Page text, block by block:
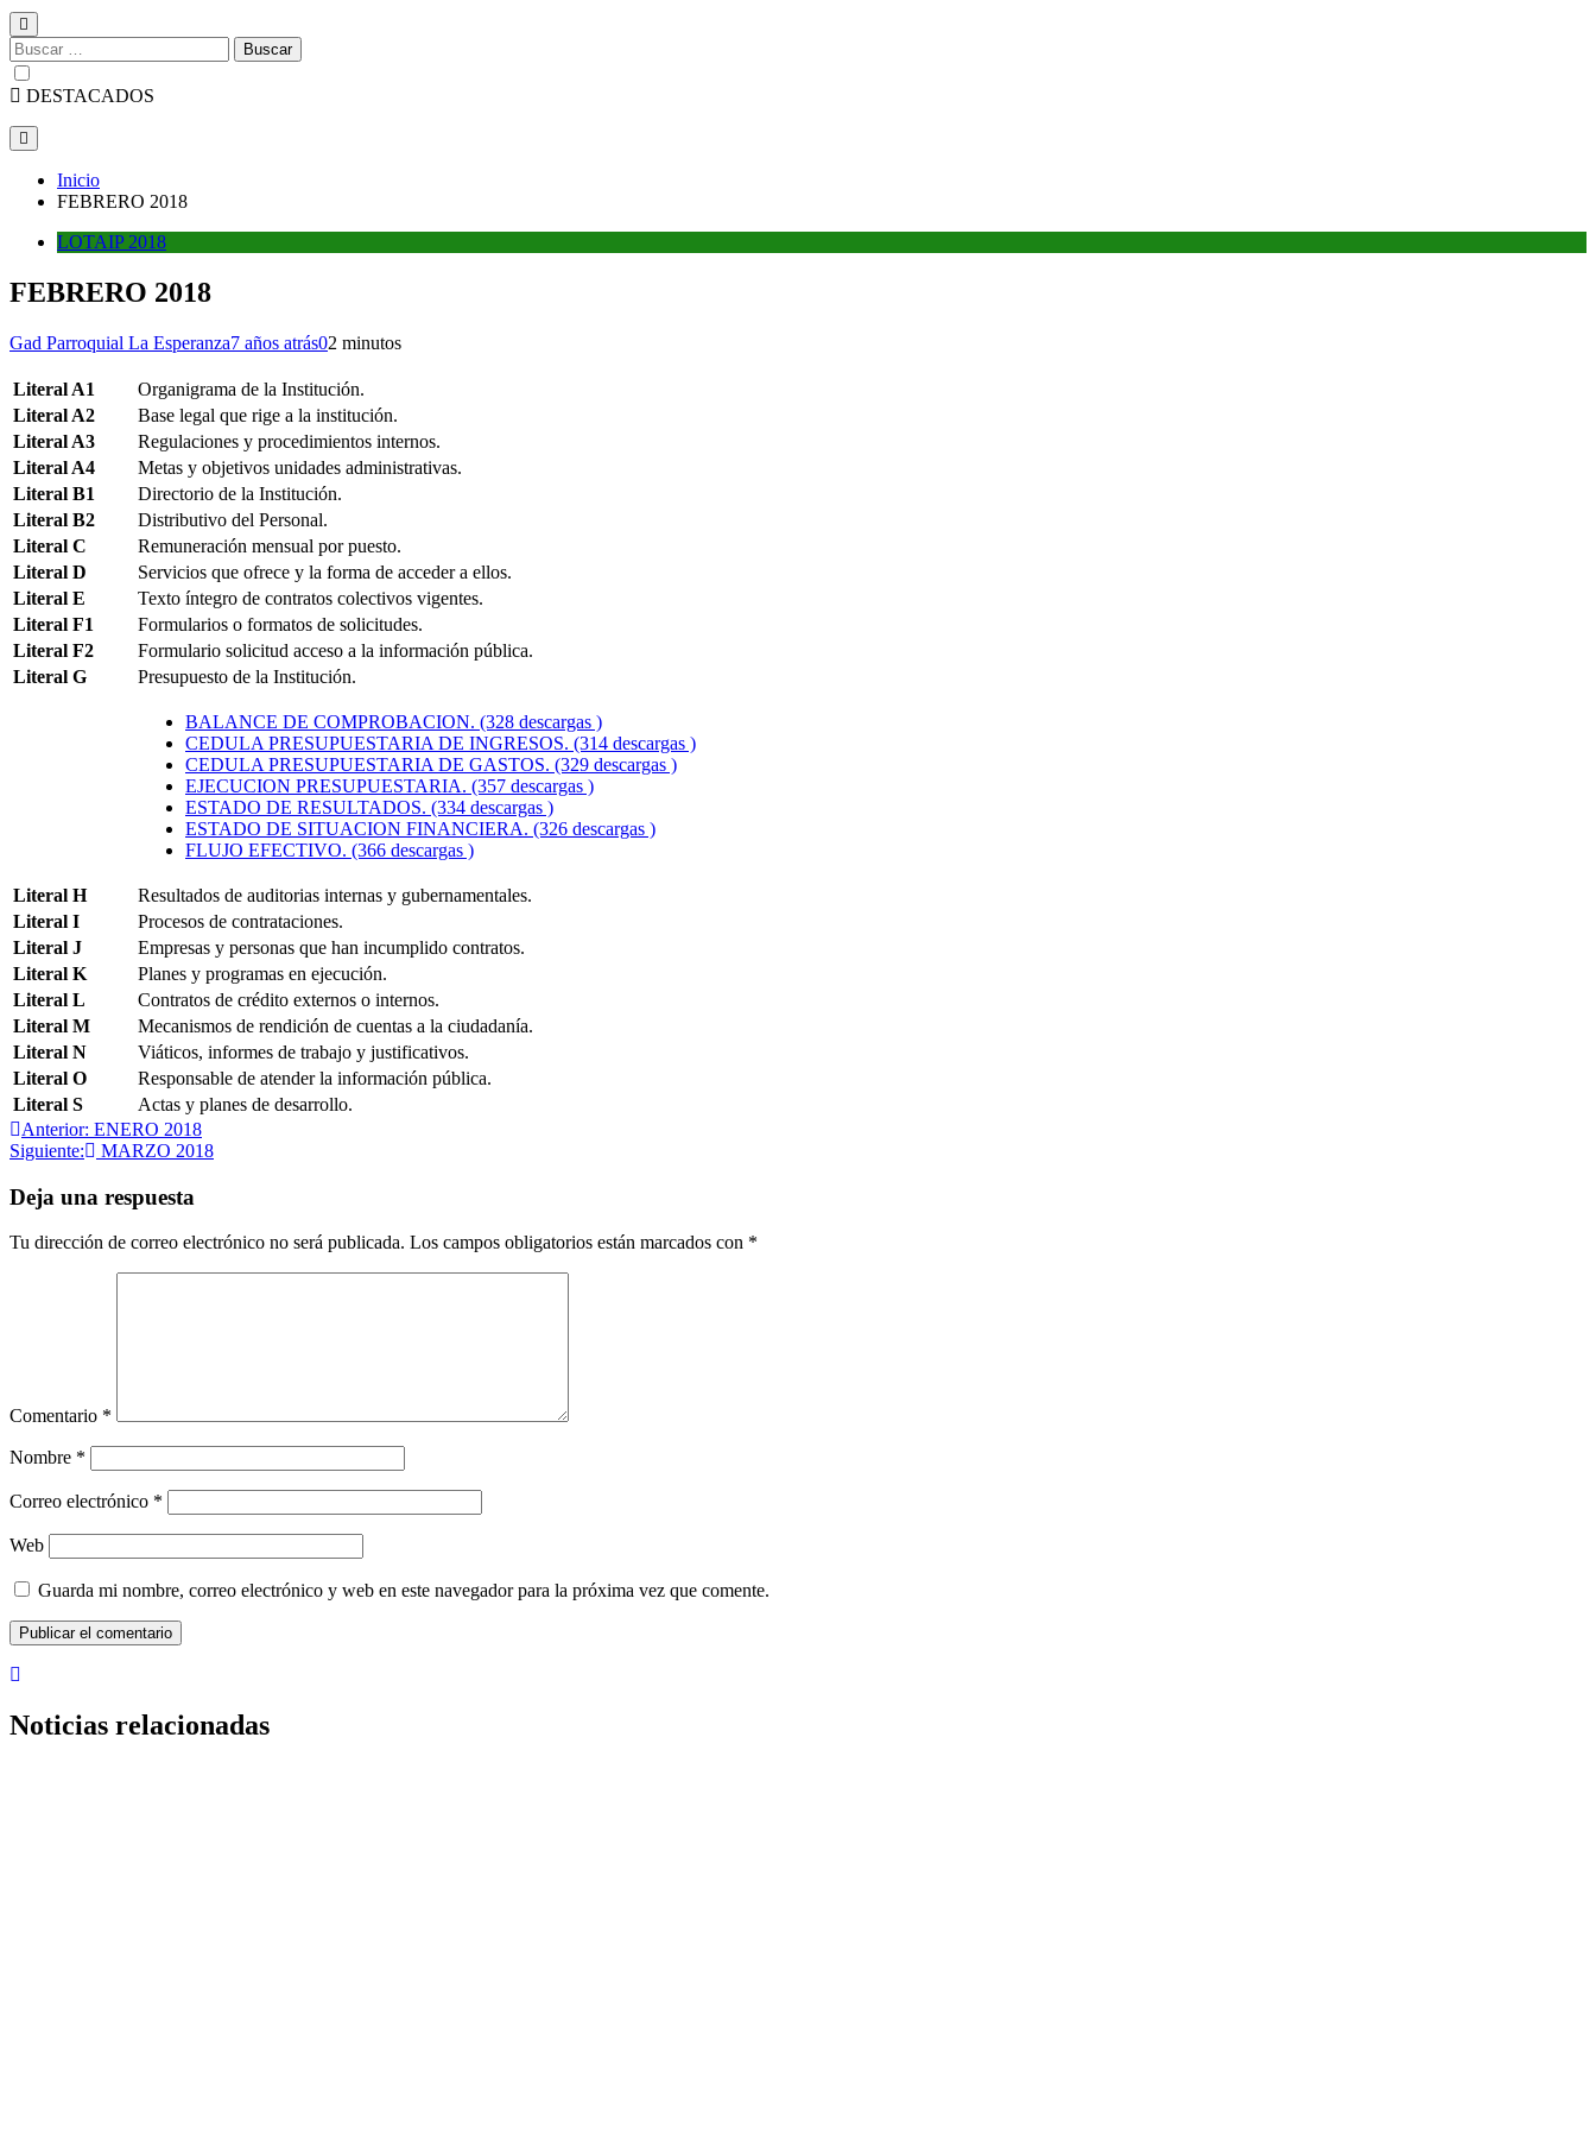
Buscar:
DESTACADOS
Inicio
FEBRERO 2018
LOTAIP 2018
FEBRERO 2018
Gad Parroquial La Esperanza7 años atrás02 minutos
Literal A1
Organigrama de la Institución.
Literal A2
Base legal que rige a la institución.
Literal A3
Regulaciones y procedimientos internos.
Literal A4
Metas y objetivos unidades administrativas.
Literal B1
Directorio de la Institución.
Literal B2
Distributivo del Personal.
Literal C
Remuneración mensual por puesto.
Literal D
Servicios que ofrece y la forma de acceder a ellos.
Literal E
Texto íntegro de contratos colectivos vigentes.
Literal F1
Formularios o formatos de solicitudes.
Literal F2
Formulario solicitud acceso a la información pública.
Literal G
Presupuesto de la Institución.
BALANCE DE COMPROBACION. (328 descargas )
CEDULA PRESUPUESTARIA DE INGRESOS. (314 descargas )
CEDULA PRESUPUESTARIA DE GASTOS. (329 descargas )
EJECUCION PRESUPUESTARIA. (357 descargas )
ESTADO DE RESULTADOS. (334 descargas )
ESTADO DE SITUACION FINANCIERA. (326 descargas )
FLUJO EFECTIVO. (366 descargas )
Literal H
Resultados de auditorias internas y gubernamentales.
Literal I
Procesos de contrataciones.
Literal J
Empresas y personas que han incumplido contratos.
Literal K
Planes y programas en ejecución.
Literal L
Contratos de crédito externos o internos.
Literal M
Mecanismos de rendición de cuentas a la ciudadanía.
Literal N
Viáticos, informes de trabajo y justificativos.
Literal O
Responsable de atender la información pública.
Literal S
Actas y planes de desarrollo.
Navegación
de
entradas
Anterior: ENERO 2018
Siguiente:
MARZO 2018
Deja una respuesta
Tu dirección de correo electrónico no será publicada. Los campos obligatorios están marcados con *
Comentario *
Nombre *
Correo electrónico *
Web
Guarda mi nombre, correo electrónico y web en este navegador para la próxima vez que comente.
Noticias relacionadas